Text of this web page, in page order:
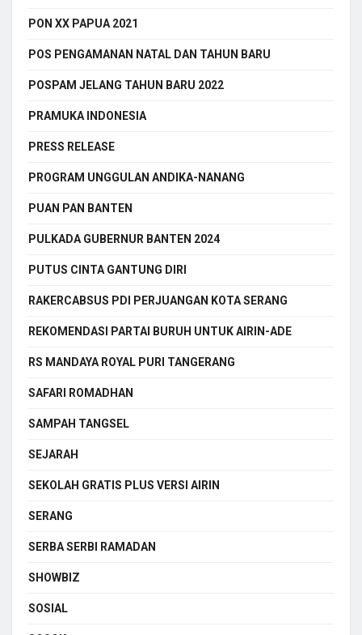
PON XX PAPUA 2021
POS PENGAMANAN NATAL DAN TAHUN BARU
POSPAM JELANG TAHUN BARU 2022
PRAMUKA INDONESIA
PRESS RELEASE
PROGRAM UNGGULAN ANDIKA-NANANG
PUAN PAN BANTEN
PULKADA GUBERNUR BANTEN 2024
PUTUS CINTA GANTUNG DIRI
RAKERCABSUS PDI PERJUANGAN KOTA SERANG
REKOMENDASI PARTAI BURUH UNTUK AIRIN-ADE
RS MANDAYA ROYAL PURI TANGERANG
SAFARI ROMADHAN
SAMPAH TANGSEL
SEJARAH
SEKOLAH GRATIS PLUS VERSI AIRIN
SERANG
SERBA SERBI RAMADAN
SHOWBIZ
SOSIAL